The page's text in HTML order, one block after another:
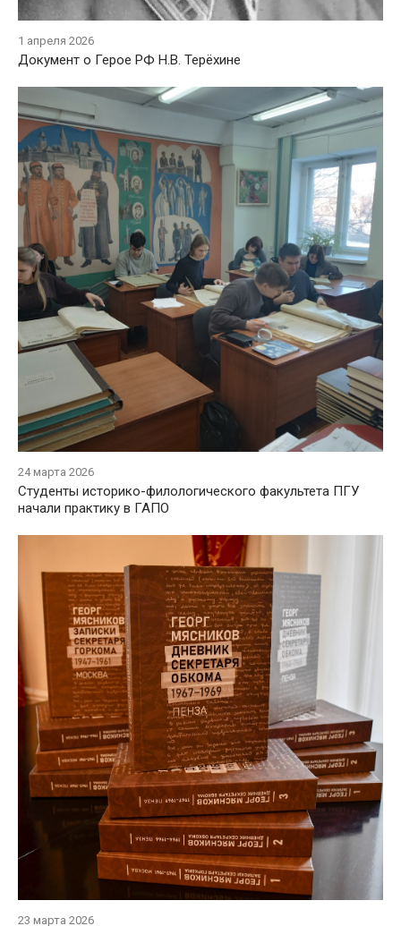
1 апреля 2026
Документ о Герое РФ Н.В. Терёхине
24 марта 2026
Студенты историко-филологического факультета ПГУ
начали практику в ГАПО
23 марта 2026